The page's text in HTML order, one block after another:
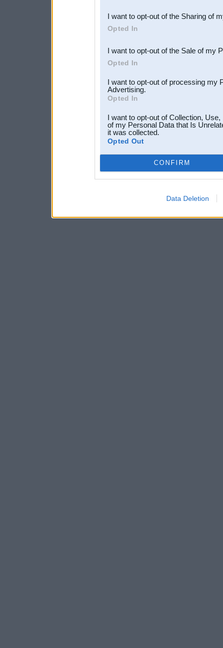
Downstream Participants
third parties.
I want to opt-out of the Sharing of
Opted In
I want to opt-out of the Sale of my
Opted In
I want to opt-out of processing my
Advertising.
Opted In
I want to opt-out of Collection,
of my Personal Data that Is
it was collected.
Opted Out
CONFIRM
Data Deletion